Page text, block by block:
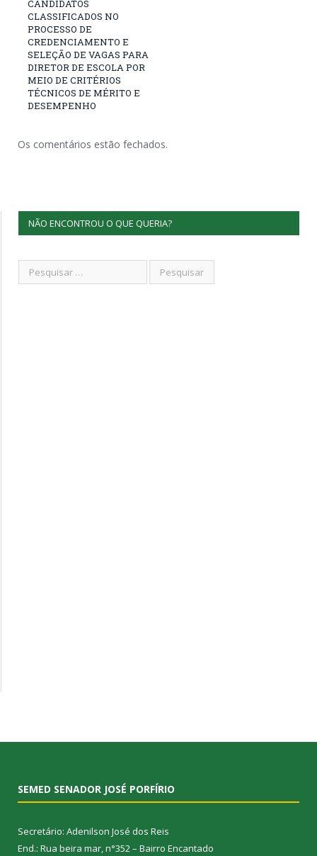
CANDIDATOS
CLASSIFICADOS NO
PROCESSO DE
CREDENCIAMENTO E
SELEÇÃO DE VAGAS PARA
DIRETOR DE ESCOLA POR
MEIO DE CRITÉRIOS
TÉCNICOS DE MÉRITO E
DESEMPENHO
Os comentários estão fechados.
NÃO ENCONTROU O QUE QUERIA?
SEMED SENADOR JOSÉ PORFÍRIO
Secretário: Adenilson José dos Reis
End.: Rua beira mar, n°352 – Bairro Encantado